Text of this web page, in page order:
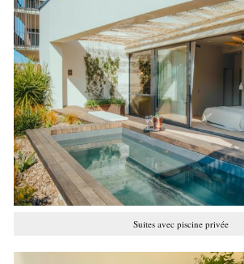
Suites avec piscine privée